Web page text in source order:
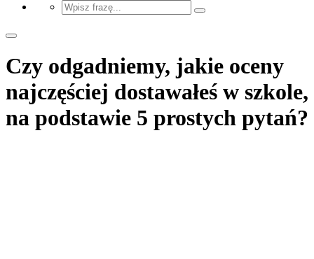
Czy odgadniemy, jakie oceny
najczęściej dostawałeś w szkole,
na podstawie 5 prostych pytań?